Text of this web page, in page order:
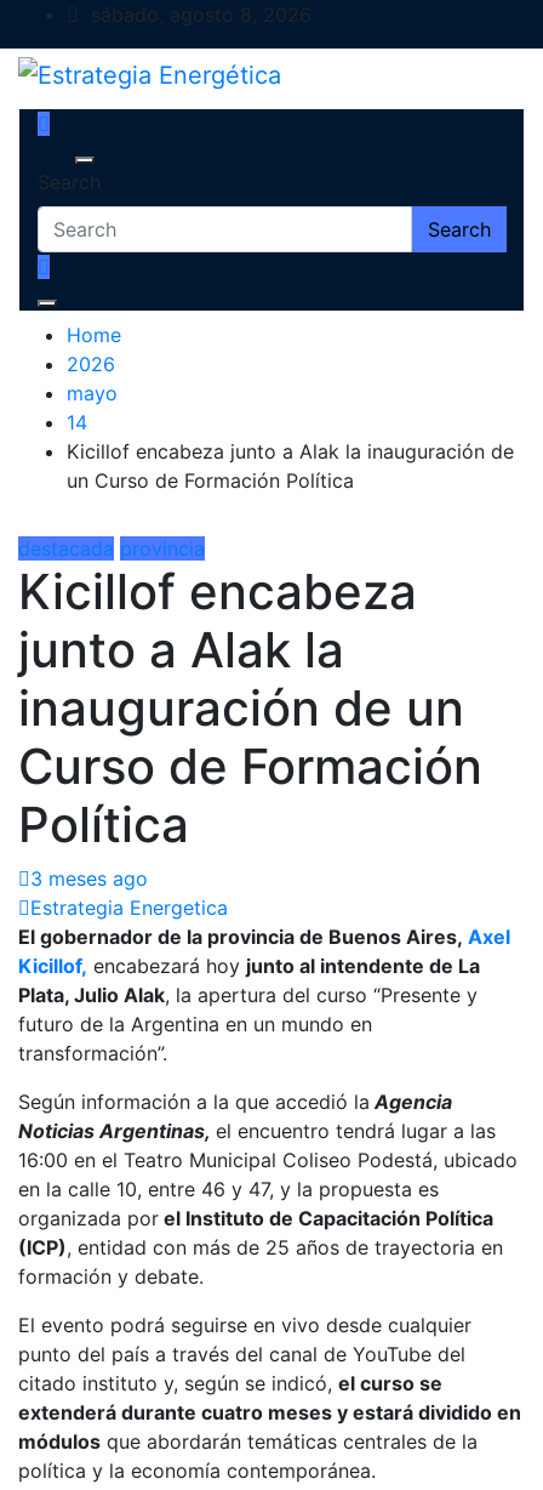
to
content
sábado, agosto 8, 2026
Estrategia Energética
Magazine de Debate
Search
Search
Home
2026
mayo
14
Kicillof encabeza junto a Alak la inauguración de
un Curso de Formación Política
destacada provincia
Kicillof encabeza
junto a Alak la
inauguración de un
Curso de Formación
Política
3 meses ago
Estrategia Energetica
El gobernador de la provincia de Buenos Aires, Axel
Kicillof, encabezará hoy junto al intendente de La
Plata, Julio Alak, la apertura del curso “Presente y
futuro de la Argentina en un mundo en
transformación”.
Según información a la que accedió la Agencia
Noticias Argentinas, el encuentro tendrá lugar a las
16:00 en el Teatro Municipal Coliseo Podestá, ubicado
en la calle 10, entre 46 y 47, y la propuesta es
organizada por el Instituto de Capacitación Política
(ICP), entidad con más de 25 años de trayectoria en
formación y debate.
El evento podrá seguirse en vivo desde cualquier
punto del país a través del canal de YouTube del
citado instituto y, según se indicó, el curso se
extenderá durante cuatro meses y estará dividido en
módulos que abordarán temáticas centrales de la
política y la economía contemporánea.